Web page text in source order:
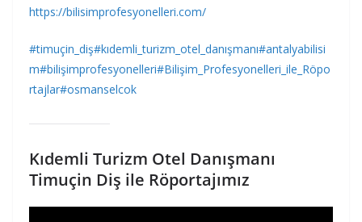
https://bilisimprofesyonelleri.com/
#timuçin_diş#kıdemli_turizm_otel_danışmanı#antalyabilisi
m#bilişimprofesyonelleri#Bilişim_Profesyonelleri_ile_Röpo
rtajlar#osmanselcok
Kıdemli Turizm Otel Danışmanı
Timuçin Diş ile Röportajımız